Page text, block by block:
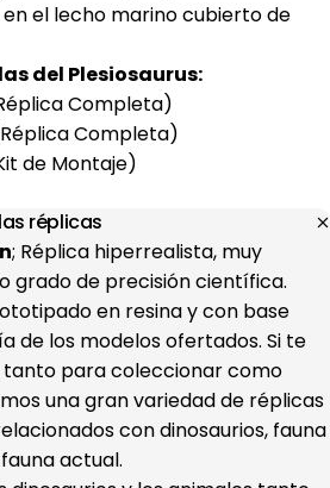
en el lecho marino cubierto de
del Plesiosaurus:
Completa)
Completa)
de Montaje)
réplicas
; Réplica hiperrealista, muy
grado de precisión científica.
en resina y con base
de los modelos ofertados. Si te
tanto para coleccionar como
una gran variedad de réplicas
con dinosaurios, fauna
actual.